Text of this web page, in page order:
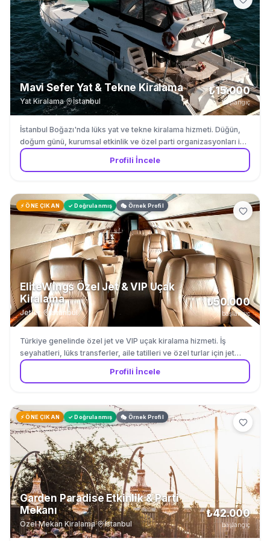
Mavi Sefer Yat & Tekne Kiralama
Yat Kiralama· İstanbul
₺15.000
başlangıç
İstanbul Boğazı'nda lüks yat ve tekne kiralama hizmeti. Düğün,
doğum günü, kurumsal etkinlik ve özel parti organizasyonları için
etkinlik teknesi, yat gezisi ve parti teknesi kiralama. Boğaz
manzarası eşliğinde gün batımı turu, düğün teknesi ve parti yatı
Profili İncele
⚡ ÖNE ÇIKAN ✓ Doğrulanmış 🎭 Örnek Profil
EliteWings Özel Jet & VIP Uçak
Kiralama
Jetler· İstanbul
₺50.000
başlangıç
Türkiye genelinde özel jet ve VIP uçak kiralama hizmeti. İş
seyahatleri, lüks transferler, aile tatilleri ve özel turlar için jet
charter hizmeti. İstanbul Sabiha Gökçen ve Atatürk (Hezarfen)
havalimanlarından hizmet veriyoruz. Türkiye içi ve yurt dışı
Profili İncele
⚡ ÖNE ÇIKAN ✓ Doğrulanmış 🎭 Örnek Profil
Garden Paradise Etkinlik & Parti
Mekanı
Özel Mekan Kiralama· İstanbul
₺42.000
başlangıç